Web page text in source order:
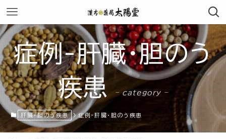
症例-肝臓・胆のう
疾患
– category –
肝臓・胆のう疾患 症例-肝臓・胆のう疾患